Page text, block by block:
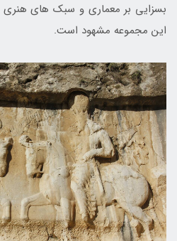
بسزایی بر معماری و سبک های هنری
این مجموعه مشهود است.